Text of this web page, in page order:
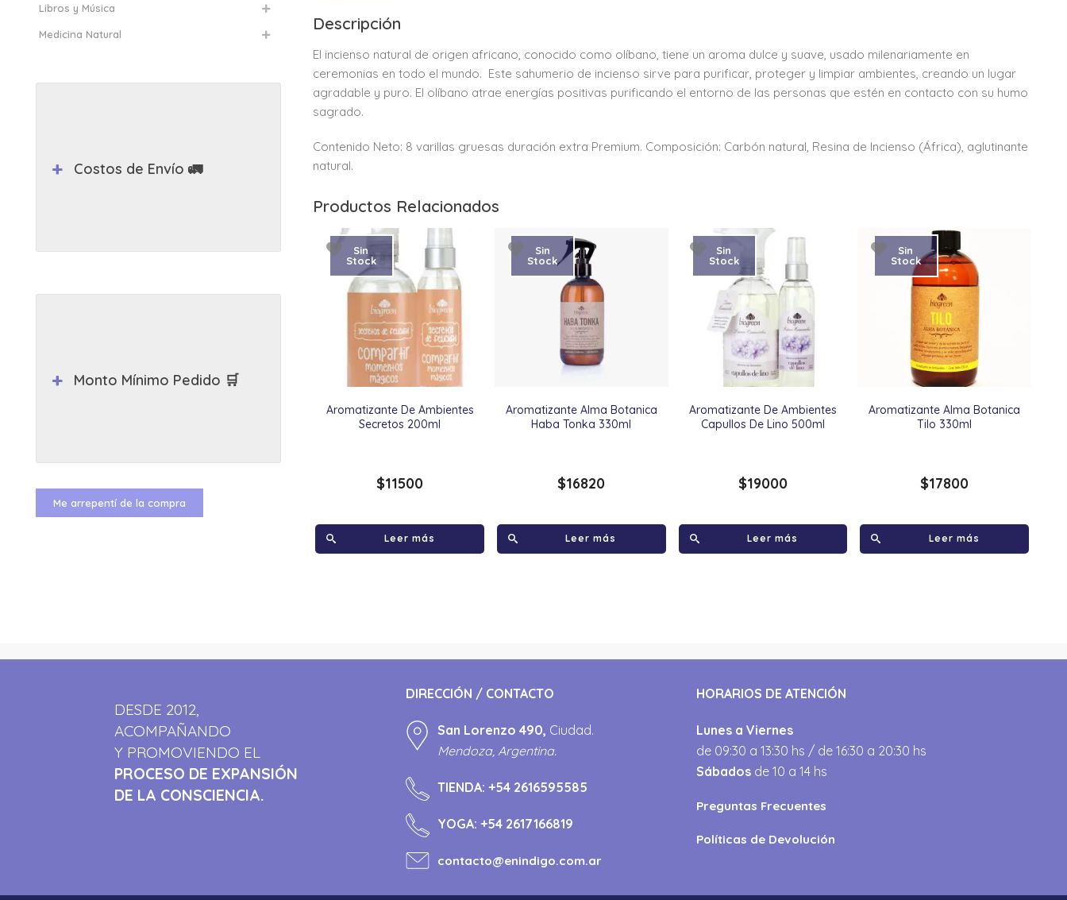
Descripción
El incienso natural de origen africano, conocido como olíbano, tiene un aroma dulce y suave, usado milenariamente en
ceremonias en todo el mundo. Este sahumerio de incienso sirve para purificar, proteger y limpiar ambientes, creando un lugar
agradable y puro. El olíbano atrae energías positivas purificando el entorno de las personas que estén en contacto con su humo
sagrado.
Contenido Neto: 8 varillas gruesas duración extra Premium. Composición: Carbón natural, Resina de Incienso (África), aglutinante
natural.
Productos Relacionados
Aromatizante De Ambientes
Secretos 200ml
Sin
Stock
$11500
Leer más
Aromatizante Alma Botanica
Haba Tonka 330ml
Sin
Stock
$16820
Leer más
Aromatizante De Ambientes
Capullos De Lino 500ml
Sin
Stock
$19000
Leer más
Aromatizante Alma Botanica
Tilo 330ml
Sin
Stock
$17800
Leer más
Libros y Música
Medicina Natural
Costos de Envío 🚛
Monto Mínimo Pedido 🛒
Me arrepentí de la compra
DESDE 2012,
ACOMPAÑANDO
Y PROMOVIENDO EL
PROCESO DE EXPANSIÓN
DE LA CONSCIENCIA.
DIRECCIÓN / CONTACTO
San Lorenzo 490, Ciudad.
Mendoza, Argentina.
TIENDA: +54 2616595585
YOGA: +54 2617166819
contacto@enindigo.com.ar
HORARIOS DE ATENCIÓN
Lunes a Viernes
de 09:30 a 13:30 hs / de 16:30 a 20:30 hs
Sábados de 10 a 14 hs
Preguntas Frecuentes
Políticas de Devolución